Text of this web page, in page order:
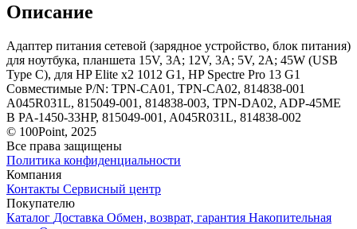
Описание
Адаптер питания сетевой (зарядное устройство, блок питания)
для ноутбука, планшета 15V, 3A; 12V, 3A; 5V, 2A; 45W (USB
Type C), для HP Elite x2 1012 G1, HP Spectre Pro 13 G1
Совместимые P/N: TPN-CA01, TPN-CA02, 814838-001
A045R031L, 815049-001, 814838-003, TPN-DA02, ADP-45ME
B PA-1450-33HP, 815049-001, A045R031L, 814838-002
© 100Point, 2025
Все права защищены
Политика конфиденциальности
Компания
Контакты Сервисный центр
Покупателю
Каталог Доставка Обмен, возврат, гарантия Накопительная